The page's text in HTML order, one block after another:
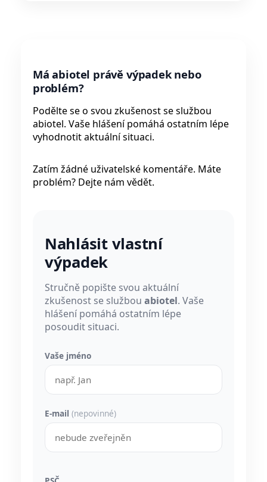
Má abiotel právě výpadek nebo
problém?
Podělte se o svou zkušenost se službou
abiotel. Vaše hlášení pomáhá ostatním lépe
vyhodnotit aktuální situaci.
Zatím žádné uživatelské komentáře. Máte
problém? Dejte nám vědět.
Nahlásit vlastní
výpadek
Stručně popište svou aktuální
zkušenost se službou abiotel. Vaše
hlášení pomáhá ostatním lépe
posoudit situaci.
Vaše jméno
E-mail (nepovinné)